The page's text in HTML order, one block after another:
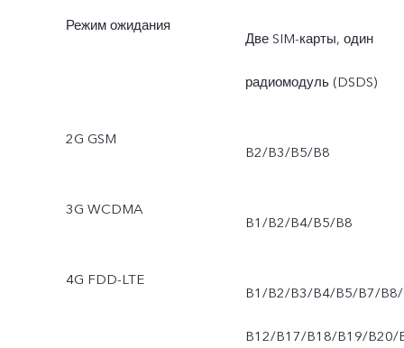
Режим ожидания
Две SIM-карты, один
радиомодуль (DSDS)
2G GSM
B2/B3/B5/B8
3G WCDMA
B1/B2/B4/B5/B8
4G FDD-LTE
B1/B2/B3/B4/B5/B7/B8/
B12/B17/B18/B19/B20/